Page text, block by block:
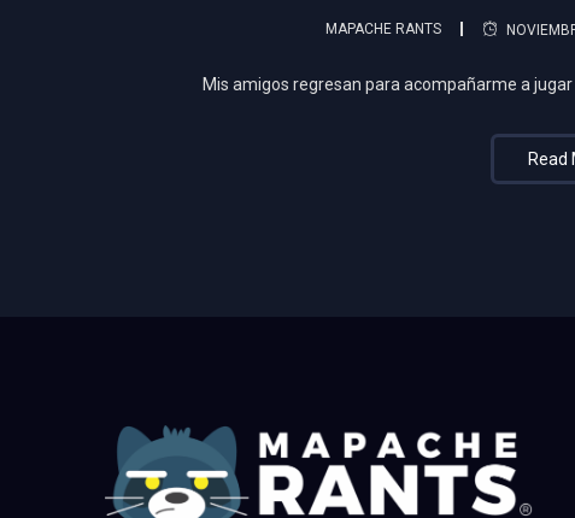
MAPACHE RANTS
Mis amigos regresan para acompañarme a
Read